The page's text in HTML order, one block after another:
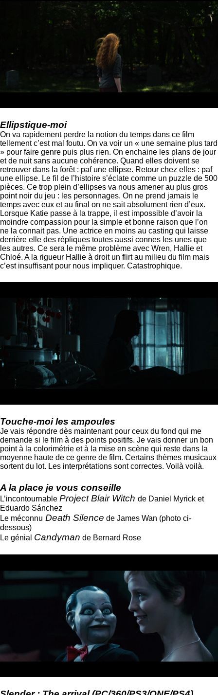
Ellipstique-moi
On va rapidement perdre la notion du temps dans ce film
tellement c’est mal foutu. On va voir un « une semaine plus tard
» pour faire genre puis plus rien. On enchaine les plans de jour
et de nuit sans aucune cohérence. Quand elles doivent se
retrouver dans la forêt : paf une ellipse. Retour chez elles : paf
une ellipse. Le fil de l’histoire s’éclate comme un puzzle de 500
pièces. Ce trop plein d’ellipses va nous amener au plus gros
point noir du jeu : les personnages. On ne prend jamais le
temps avec eux et au final on ne sait absolument rien d’eux.
Lorsque Katie passe à la trappe, il est impossible d’avoir la
moindre compassion pour la simple et bonne raison que l’on
ne la connait pas. Une actrice en moins au casting qui laisse
derrière elle des répliques toutes aussi connes les unes que
les autres. Ce sera le même problème avec Wren, Hallie et
Chloé. A la rigueur Hallie à droit un flirt au milieu du film mais
c’est insuffisant pour nous impliquer. Catastrophique.
Touche-moi les ampoules
Je vais répondre dès maintenant pour ceux du fond qui me
demande si le film à des points positifs. Je vais donner un bon
point à la colorimétrie et à la mise en scène qui reste dans la
moyenne haute de ce genre de film. Certains thèmes musicaux
sortent du lot. Les interprétations sont correctes. Voilà voilà.
A la place je vous conseille
L’incontournable Project Blair Witch de Daniel Myrick et
Eduardo Sánchez
Le méconnu Death Silence de James Wan (photo ci-
dessous)
Le génial Candyman de Bernard Rose